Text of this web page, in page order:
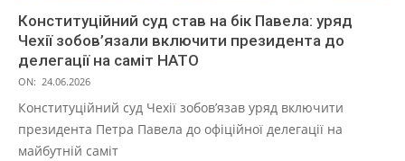
Конституційний суд став на бік Павела: уряд
Чехії зобов’язали включити президента до
делегації на саміт НАТО
ON: 24.06.2026
Конституційний суд Чехії зобов’язав уряд включити
президента Петра Павела до офіційної делегації на
майбутній саміт